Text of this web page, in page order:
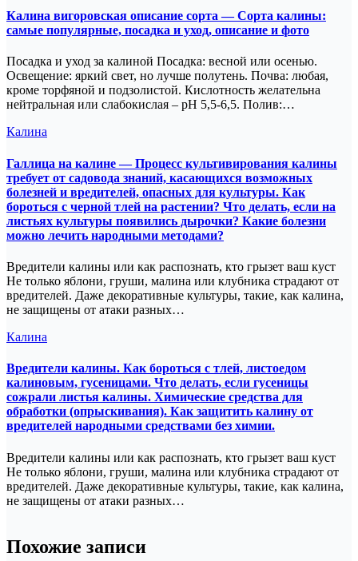
Калина вигоровская описание сорта — Сорта калины:
самые популярные, посадка и уход, описание и фото
Посадка и уход за калиной Посадка: весной или осенью.
Освещение: яркий свет, но лучше полутень. Почва: любая,
кроме торфяной и подзолистой. Кислотность желательна
нейтральная или слабокислая – pH 5,5-6,5. Полив:…
Калина
Галлица на калине — Процесс культивирования калины
требует от садовода знаний, касающихся возможных
болезней и вредителей, опасных для культуры. Как
бороться с черной тлей на растении? Что делать, если на
листьях культуры появились дырочки? Какие болезни
можно лечить народными методами?
Вредители калины или как распознать, кто грызет ваш куст
Не только яблони, груши, малина или клубника страдают от
вредителей. Даже декоративные культуры, такие, как калина,
не защищены от атаки разных…
Калина
Вредители калины. Как бороться с тлей, листоедом
калиновым, гусеницами. Что делать, если гусеницы
сожрали листья калины. Химические средства для
обработки (опрыскивания). Как защитить калину от
вредителей народными средствами без химии.
Вредители калины или как распознать, кто грызет ваш куст
Не только яблони, груши, малина или клубника страдают от
вредителей. Даже декоративные культуры, такие, как калина,
не защищены от атаки разных…
Похожие записи